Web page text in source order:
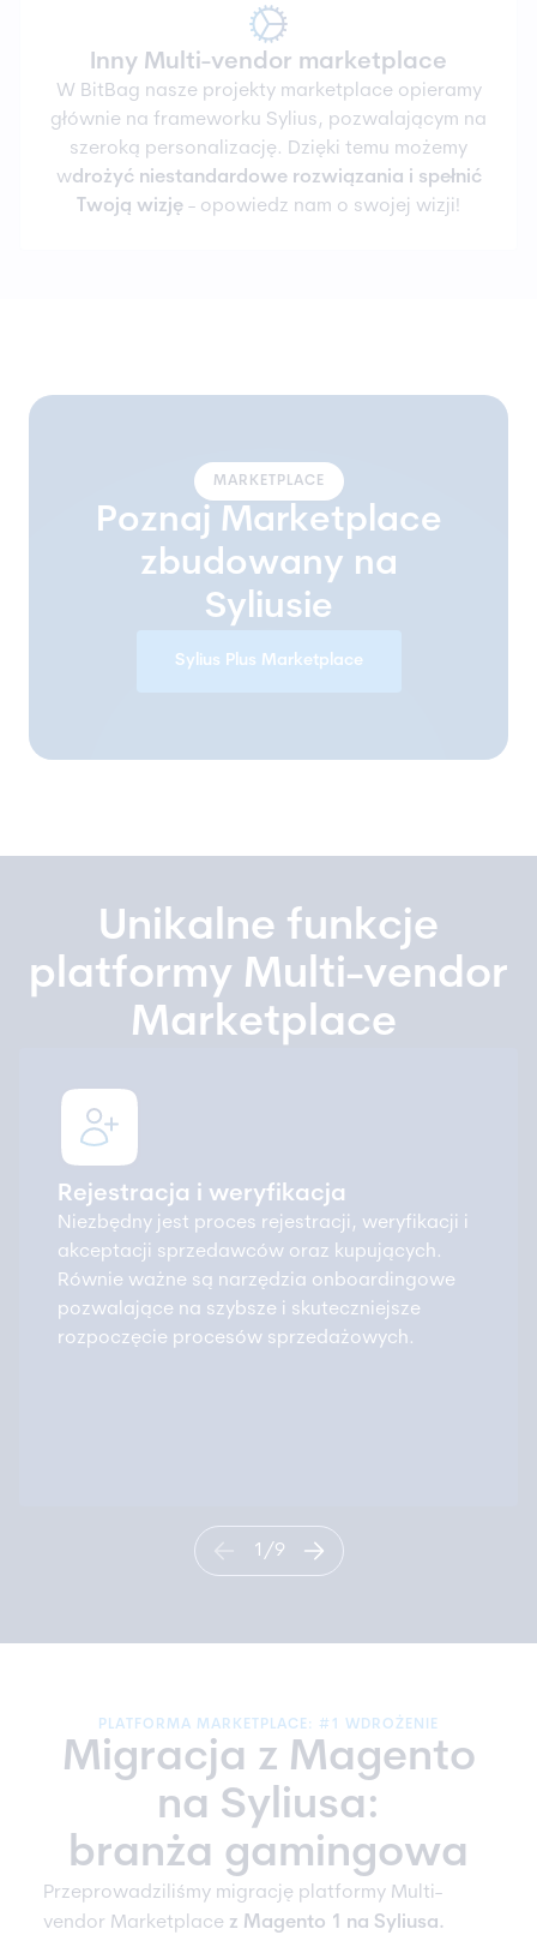
Inny Multi-vendor marketplace
W BitBag nasze projekty marketplace opieramy
głównie na frameworku Sylius, pozwalającym na
szeroką personalizację. Dzięki temu możemy
wdrożyć niestandardowe rozwiązania i spełnić
Twoją wizję - opowiedz nam o swojej wizji!
MARKETPLACE
Poznaj Marketplace
zbudowany na
Syliusie
Sylius Plus Marketplace
Unikalne funkcje
platformy Multi-vendor
Marketplace
Rejestracja i weryfikacja
Niezbędny jest proces rejestracji, weryfikacji i
akceptacji sprzedawców oraz kupujących.
Równie ważne są narzędzia onboardingowe
pozwalające na szybsze i skuteczniejsze
rozpoczęcie procesów sprzedażowych.
1 /9
PLATFORMA MARKETPLACE: #1 WDROŻENIE
Migracja z Magento
na Syliusa:
branża gamingowa
Przeprowadziliśmy migrację platformy Multi-
vendor Marketplace z Magento 1 na Syliusa.